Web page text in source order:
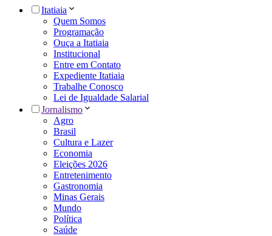
Itatiaia
Quem Somos
Programação
Ouça a Itatiaia
Institucional
Entre em Contato
Expediente Itatiaia
Trabalhe Conosco
Lei de Igualdade Salarial
Jornalismo
Agro
Brasil
Cultura e Lazer
Economia
Eleições 2026
Entretenimento
Gastronomia
Minas Gerais
Mundo
Política
Saúde